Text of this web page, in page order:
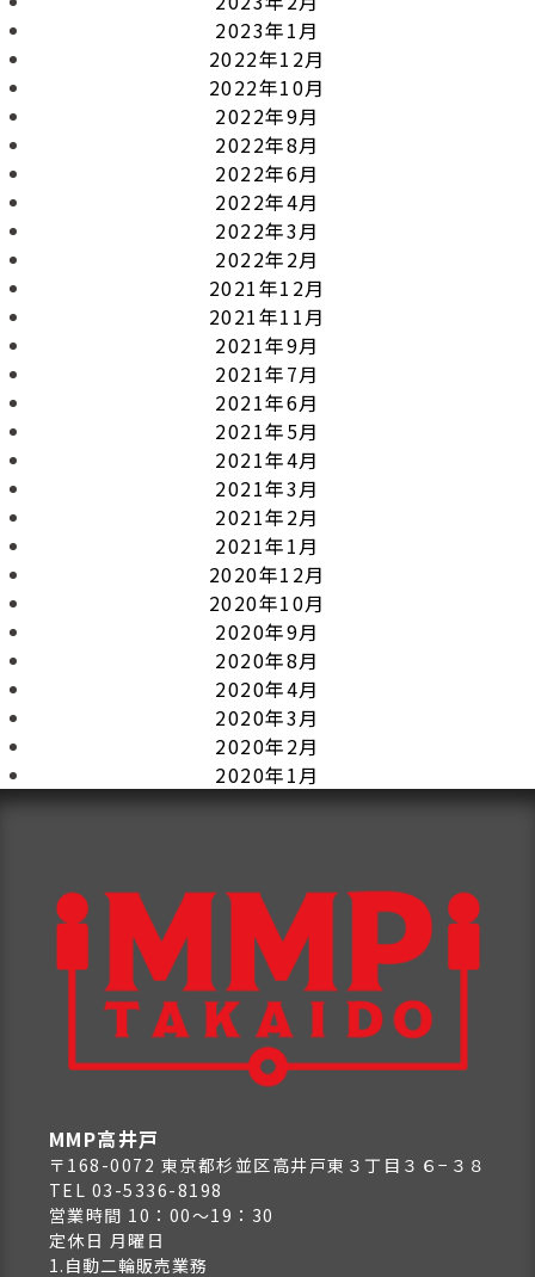
2023年1月
2022年12月
2022年10月
2022年9月
2022年8月
2022年6月
2022年4月
2022年3月
2022年2月
2021年12月
2021年11月
2021年9月
2021年7月
2021年6月
2021年5月
2021年4月
2021年3月
2021年2月
2021年1月
2020年12月
2020年10月
2020年9月
2020年8月
2020年4月
2020年3月
2020年2月
2020年1月
MMP高井戸
〒168-0072 東京都杉並区高井戸東３丁目３６−３８
TEL 03-5336-8198
営業時間 10：00～19：30
定休日 月曜日
1.自動二輪販売業務